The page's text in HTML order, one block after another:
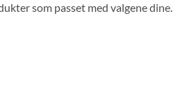
som passet med valgene dine.